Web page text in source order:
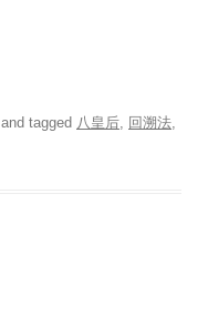
and tagged 八皇后, 回溯法,